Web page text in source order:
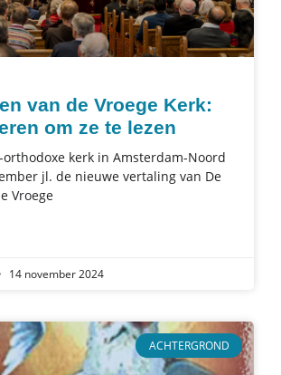
van de Vroege Kerk:
om ze te lezen
kerk in Amsterdam-Noord
jl. de nieuwe vertaling van De
Vroege
14 november 2024
ACHTERGROND